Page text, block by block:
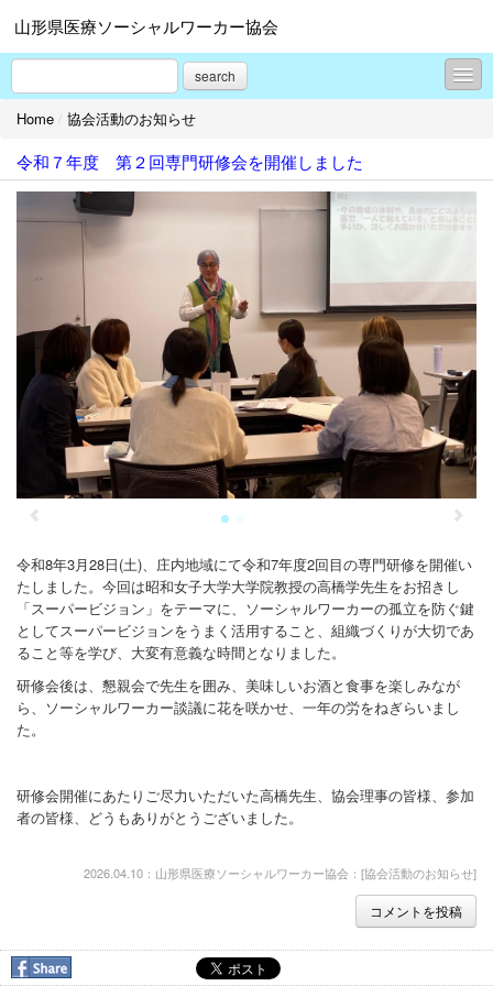
山形県医療ソーシャルワーカー協会
search
協会活動のお知らせ
情報共有
協会活動の報告
プロフィール
お問合せ
Home / 協会活動のお知らせ
令和７年度 第２回専門研修会を開催しました
令和8年3月28日(土)、庄内地域にて令和7年度2回目の専門研修を開催い
たしました。今回は昭和女子大学大学院教授の高橋学先生をお招きし
「スーパービジョン」をテーマに、ソーシャルワーカーの孤立を防ぐ鍵
としてスーパービジョンをうまく活用すること、組織づくりが大切であ
ること等を学び、大変有意義な時間となりました。
研修会後は、懇親会で先生を囲み、美味しいお酒と食事を楽しみなが
ら、ソーシャルワーカー談議に花を咲かせ、一年の労をねぎらいまし
た。
研修会開催にあたりご尽力いただいた高橋先生、協会理事の皆様、参加
者の皆様、どうもありがとうございました。
2026.04.10：山形県医療ソーシャルワーカー協会：[協会活動のお知らせ]
コメントを投稿